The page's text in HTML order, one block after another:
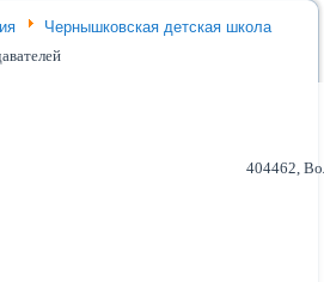
Чернышковская детская школа
404462,